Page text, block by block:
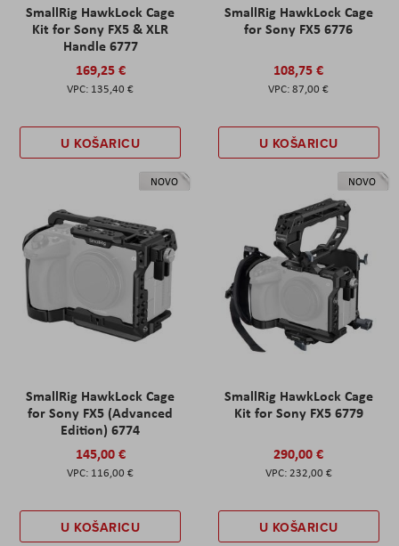
SmallRig HawkLock Cage
Kit for Sony FX5 & XLR
Handle 6777
169,25 €
135,40 €
U KOŠARICU
SmallRig HawkLock Cage
for Sony FX5 6776
108,75 €
87,00 €
U KOŠARICU
NOVO
SmallRig HawkLock Cage
for Sony FX5 (Advanced
Edition) 6774
145,00 €
116,00 €
U KOŠARICU
NOVO
SmallRig HawkLock Cage
Kit for Sony FX5 6779
290,00 €
232,00 €
U KOŠARICU